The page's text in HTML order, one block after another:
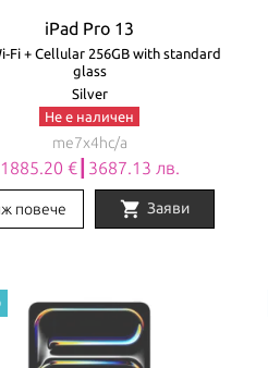
iPad Pro 13
+ Cellular 256GB with standard
glass
Silver
Не е наличен
me7x4hc/a
1885.20 €┃3687.13 лв.
повече shopping_cart Заяви